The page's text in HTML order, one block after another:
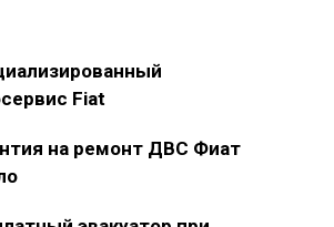
Fiat
на ремонт ДВС Фиат